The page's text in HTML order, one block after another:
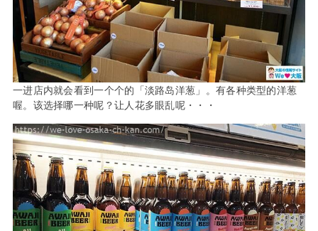
一进店内就会看到一个个的「淡路岛洋葱」。有各种类型的洋葱
喔。该选择哪一种呢？让人花多眼乱呢・・・